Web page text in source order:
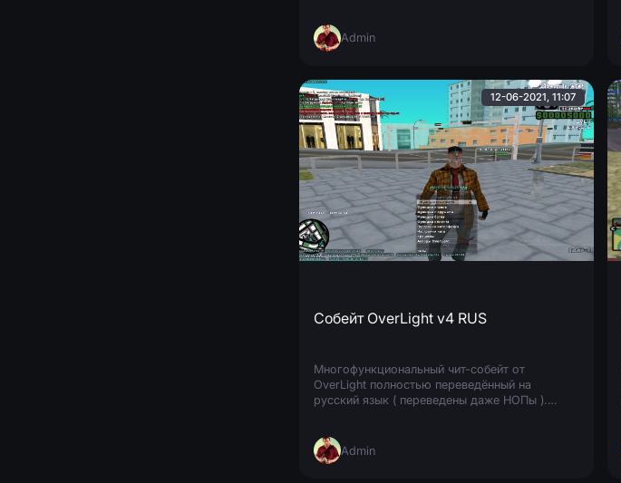
Admin
12-06-2021, 11:07
Собейт OverLight v4 RUS
Многофункциональный чит-собейт от
OverLight полностью переведённый на
русский язык ( переведены даже НОПы ).
добавлять
Admin